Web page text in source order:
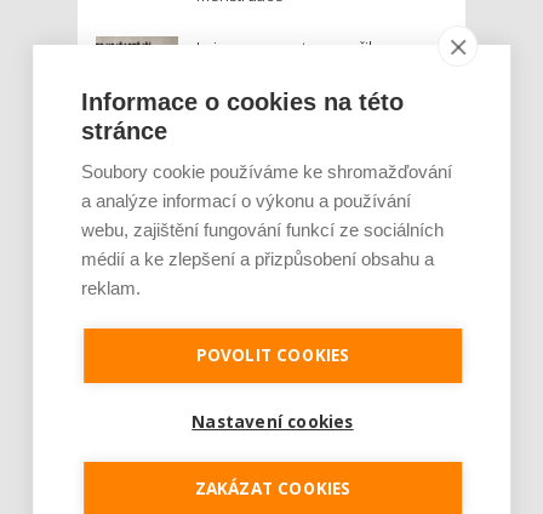
Je jen pro sportovce, přiberu po
Znáte nejčastější mýty o proteinu?
sedm měsíců 200 tisíc
proteinových drinků. Reaguje na
poptávku po funkčním a čistém
složení
až na 80 °C. Mobilům hrozí
poškození baterie, riziková je i
MOHLO BY VÁS ZAJÍMAT:
Informace o cookies na této
stránce
Soubory cookie používáme ke shromažďování
a analýze informací o výkonu a používání
webu, zajištění fungování funkcí ze sociálních
médií a ke zlepšení a přizpůsobení obsahu a
reklam.
POVOLIT COOKIES
Nastavení cookies
ZAKÁZAT COOKIES